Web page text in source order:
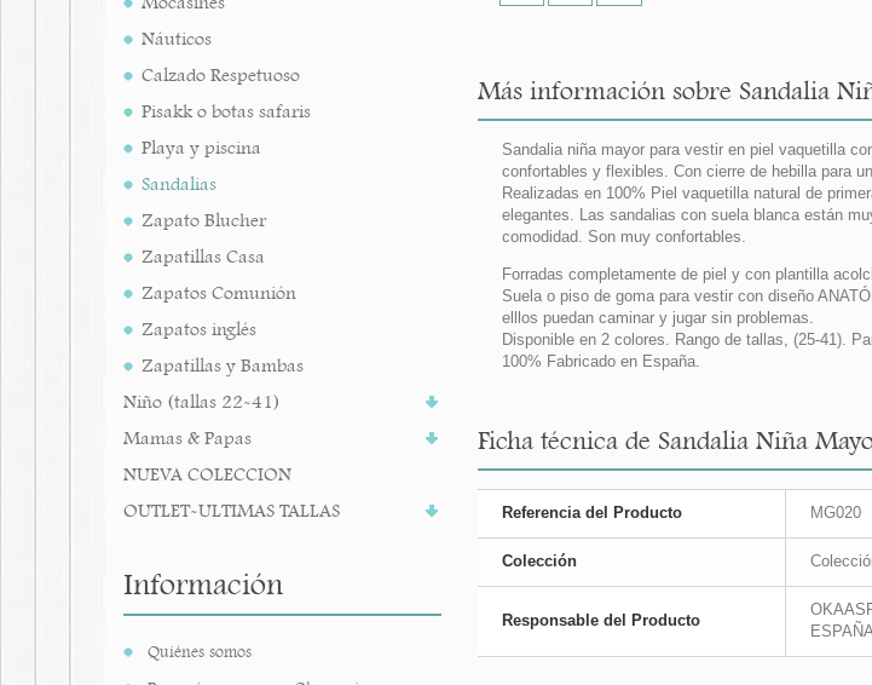
Náuticos
Calzado Respetuoso
Pisakk o botas safaris
Playa y piscina
Sandalias
Zapato Blucher
Zapatillas Casa
Zapatos Comunión
Zapatos inglés
Zapatillas y Bambas
Niño (tallas 22-41)
Mamas & Papas
NUEVA COLECCION
OUTLET-ULTIMAS TALLAS
Información
Quiénes somos
Más información sobre Sandalia
Sandalia niña mayor para vestir en piel vaquetilla
confortables y flexibles. Con cierre de hebilla para
Realizadas en 100% Piel vaquetilla natural de
elegantes. Las sandalias con suela blanca están
comodidad. Son muy confortables.
Forradas completamente de piel y con plantilla
Suela o piso de goma para vestir con diseño
elllos puedan caminar y jugar sin problemas.
Disponible en 2 colores. Rango de tallas, (25-41).
100% Fabricado en España.
Ficha técnica de Sandalia Niña
Referencia del Producto MG020
Colección
Responsable del Producto